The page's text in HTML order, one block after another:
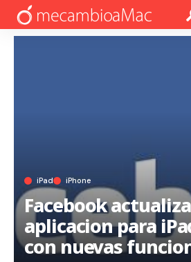
iPad iPhone
Facebook
aplicacion para
con nuevas